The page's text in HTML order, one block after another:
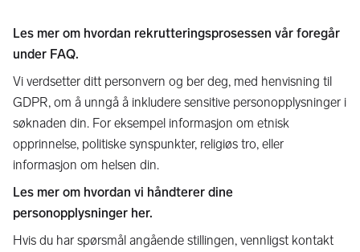
Les mer om hvordan rekrutteringsprosessen vår foregår
under FAQ.
Vi verdsetter ditt personvern og ber deg, med henvisning til
GDPR, om å unngå å inkludere sensitive personopplysninger i
søknaden din. For eksempel informasjon om etnisk
opprinnelse, politiske synspunkter, religiøs tro, eller
informasjon om helsen din.
Les mer om hvordan vi håndterer dine
personopplysninger her.
Hvis du har spørsmål angående stillingen, vennligst kontakt